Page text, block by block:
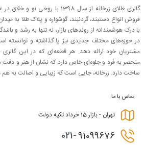
گالری طلای زرخانه از سال 1398 با
فروش انواع دستبند، گردنبند، گوشواره و پلاک طلا به
با درک هوشمندانه از روندهای بازار، نه تنها به رشد و
در حوزه‌های مختلف جدیدی نیز پا گذاشته و توانسته
مشتریان خود ارائه دهد. هر قطعه‌ای که در این
منحصر به فرد و جلوه‌ای خاص دارد که نشان از هنر و دقت
ساخت دارد. زرخانه، جایی است که زیبایی و اصالت به هم
تماس با ما
تهران - بازار 15 خرداد تکیه دولت
021-91099676